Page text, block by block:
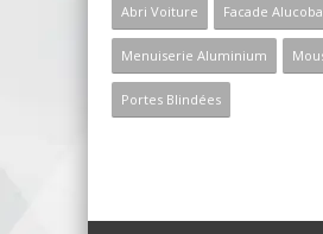
Abri Voiture Facade
Menuiserie Aluminium
Portes Blindées